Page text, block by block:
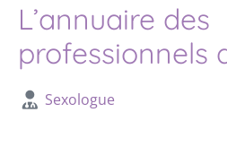
L’annuaire des
professionnels
Sexologue